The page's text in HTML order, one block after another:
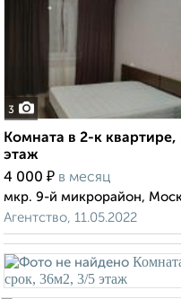
3
Комната в 2-к
этаж
4 000 ₽ в месяц
мкр. 9-й микрорайон,
Агентство, 11.05.2022